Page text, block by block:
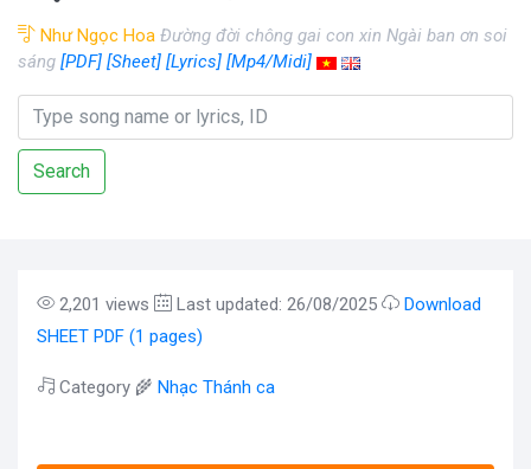
Như Ngọc Hoa Đường đời chông gai con xin Ngài ban ơn soi
sáng [PDF] [Sheet] [Lyrics] [Mp4/Midi]
Search
2,201 views Last updated: 26/08/2025
Download
SHEET PDF (1 pages)
Category 🌾 Nhạc Thánh ca